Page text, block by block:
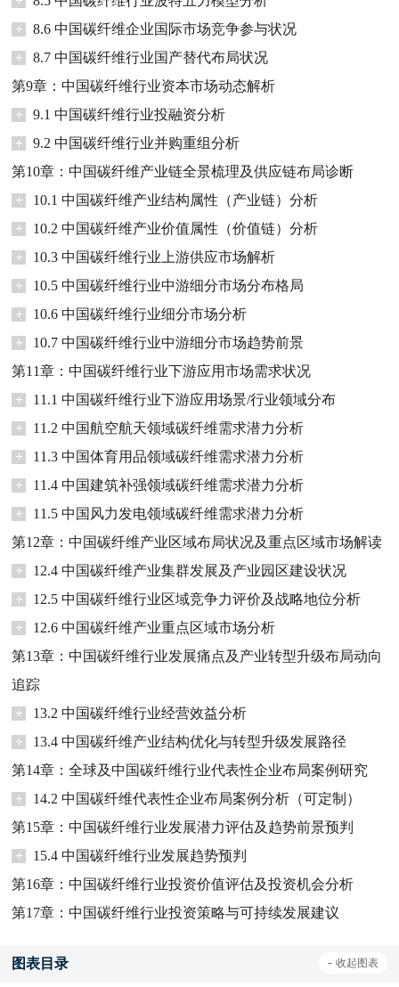
+
8.6 中国碳纤维企业国际市场竞争参与状况
+
8.7 中国碳纤维行业国产替代布局状况
第9章：中国碳纤维行业资本市场动态解析
+
9.1 中国碳纤维行业投融资分析
+
9.2 中国碳纤维行业并购重组分析
第10章：中国碳纤维产业链全景梳理及供应链布局诊断
+
10.1 中国碳纤维产业结构属性（产业链）分析
+
10.2 中国碳纤维产业价值属性（价值链）分析
+
10.3 中国碳纤维行业上游供应市场解析
+
10.5 中国碳纤维行业中游细分市场分布格局
+
10.6 中国碳纤维行业细分市场分析
+
10.7 中国碳纤维行业中游细分市场趋势前景
第11章：中国碳纤维行业下游应用市场需求状况
+
11.1 中国碳纤维行业下游应用场景/行业领域分布
+
11.2 中国航空航天领域碳纤维需求潜力分析
+
11.3 中国体育用品领域碳纤维需求潜力分析
+
11.4 中国建筑补强领域碳纤维需求潜力分析
+
11.5 中国风力发电领域碳纤维需求潜力分析
第12章：中国碳纤维产业区域布局状况及重点区域市场解读
+
12.4 中国碳纤维产业集群发展及产业园区建设状况
+
12.5 中国碳纤维行业区域竞争力评价及战略地位分析
+
12.6 中国碳纤维产业重点区域市场分析
第13章：中国碳纤维行业发展痛点及产业转型升级布局动向
追踪
+
13.2 中国碳纤维行业经营效益分析
+
13.4 中国碳纤维产业结构优化与转型升级发展路径
第14章：全球及中国碳纤维行业代表性企业布局案例研究
+
14.2 中国碳纤维代表性企业布局案例分析（可定制）
第15章：中国碳纤维行业发展潜力评估及趋势前景预判
+
15.4 中国碳纤维行业发展趋势预判
第16章：中国碳纤维行业投资价值评估及投资机会分析
第17章：中国碳纤维行业投资策略与可持续发展建议
图表目录 - 收起图表